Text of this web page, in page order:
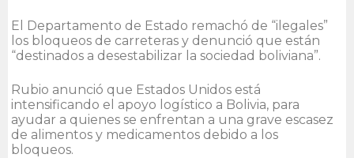
El Departamento de Estado remachó de “ilegales”
los bloqueos de carreteras y denunció que están
“destinados a desestabilizar la sociedad boliviana”.
Rubio anunció que Estados Unidos está
intensificando el apoyo logístico a Bolivia, para
ayudar a quienes se enfrentan a una grave escasez
de alimentos y medicamentos debido a los
bloqueos.